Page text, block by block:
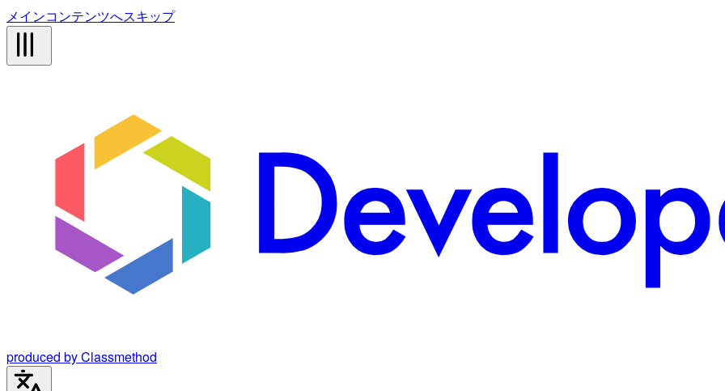
メインコンテンツへスキップ
produced by Classmethod